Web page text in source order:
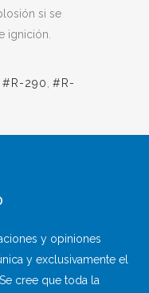
si se
ignición.
#R-290 #R-
y opiniones
y exclusivamente el
cree que toda la